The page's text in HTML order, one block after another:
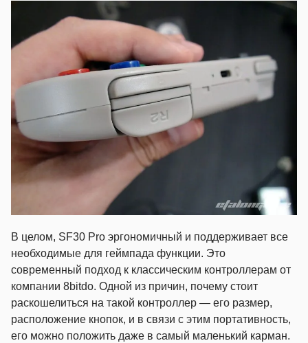
В целом, SF30 Pro эргономичный и поддерживает все
необходимые для геймпада функции. Это
современный подход к классическим контроллерам от
компании 8bitdo. Одной из причин, почему стоит
раскошелиться на такой контроллер — его размер,
расположение кнопок, и в связи с этим портативность,
его можно положить даже в самый маленький карман.